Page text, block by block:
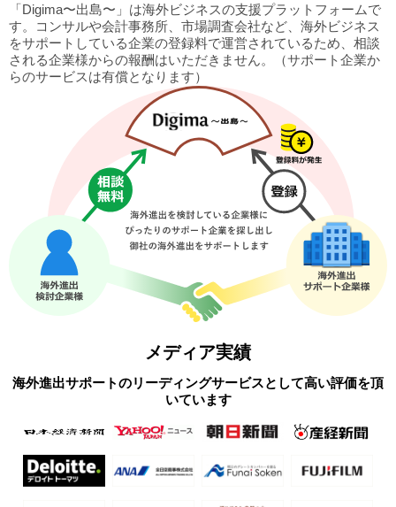
「Digima〜出島〜」は海外ビジネスの支援プラットフォームで
す。
コンサルや会計事務所、市場調査会社など、海外ビジネス
をサポートしている企業の登録料で運営されているため、相談
される企業様からの報酬はいただきません。
（サポート企業か
らのサービスは有償となります）
メディア実績
海外進出サポートのリーディングサービスとして高い評価を頂
いています